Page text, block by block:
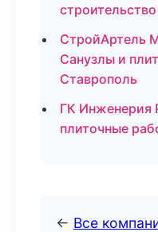
СтройАртель
Санузлы и
Ставрополь
ГК Инженерия
плиточные
← Все